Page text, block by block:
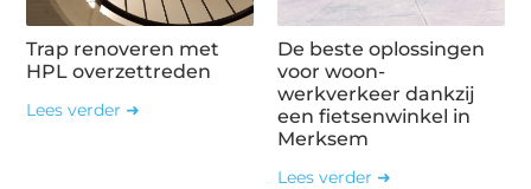
Trap renoveren met
HPL overzettreden
Lees verder ➜
De beste oplossingen
voor woon-
werkverkeer dankzij
een fietsenwinkel in
Merksem
Lees verder ➜